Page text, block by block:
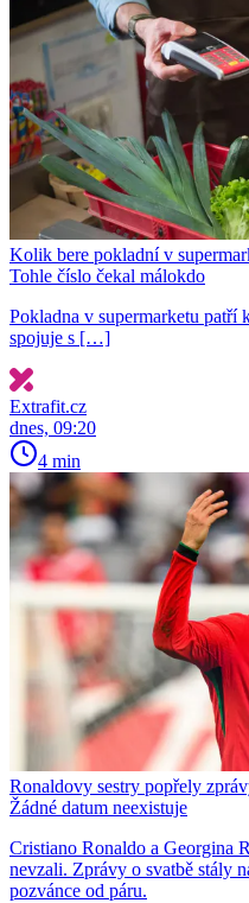
Kolik bere pokladní v
Tohle číslo čekal málokdo
Pokladna v supermarketu patří
spojuje s […]
Extrafit.cz
dnes, 09:20
4 min
Ronaldovy sestry popřely
Žádné datum neexistuje
Cristiano Ronaldo a Georgina
nevzali. Zprávy o svatbě stály
pozvánce od páru.